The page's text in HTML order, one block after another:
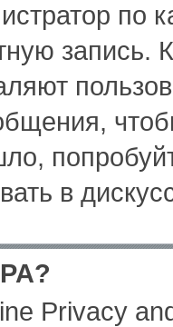
по
запись.
в
Privacy